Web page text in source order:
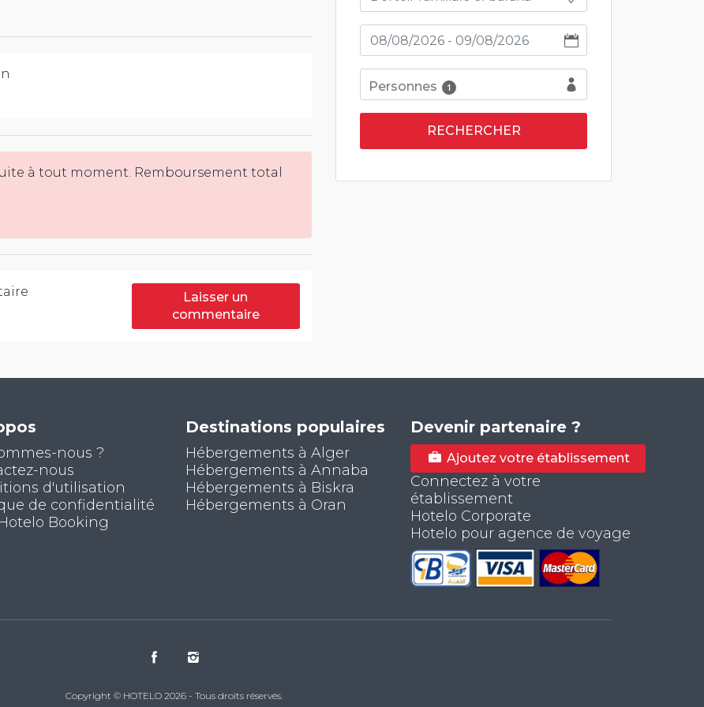
à tout moment. Remboursement total
Laisser un
commentaire
Personnes 1
nous ?
nous
d'utilisation
de confidentialité
Booking
Destinations populaires
Hébergements à Alger
Hébergements à Annaba
Hébergements à Biskra
Hébergements à Oran
Devenir partenaire ?
Ajoutez votre établissement
Connectez à votre
établissement
Hotelo Corporate
Hotelo pour agence de voyage
Copyright © HOTELO 2026 - Tous droits réservés.